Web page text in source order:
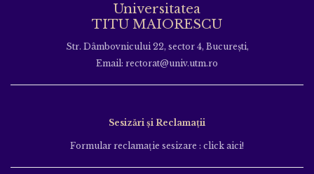
Universitatea
TITU MAIORESCU
Str. Dâmbovnicului 22, sector 4, București,
Email: rectorat@univ.utm.ro
Sesizări și Reclamații
Formular reclamație sesizare : click aici!